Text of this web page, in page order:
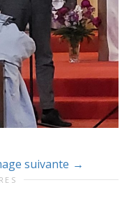
suivante